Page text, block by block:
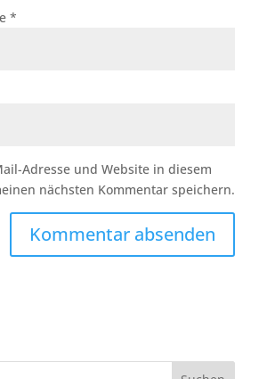
*
Adresse und Website in diesem
nächsten Kommentar speichern.